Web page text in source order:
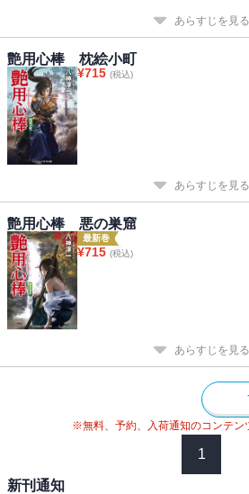
あらすじを見る
艶用心棒 枕絵小町
¥715 (税込)
あらすじを見る
艶用心棒 悪の巣窟
最新巻
¥715 (税込)
あらすじを見る
※無料、予約、入荷通知のコンテン
1
新刊通知